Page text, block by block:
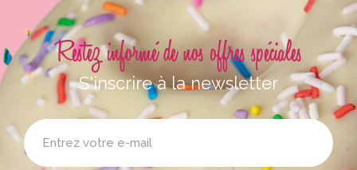
Restez informé de nos offres spéciales
S'inscrire à la newsletter